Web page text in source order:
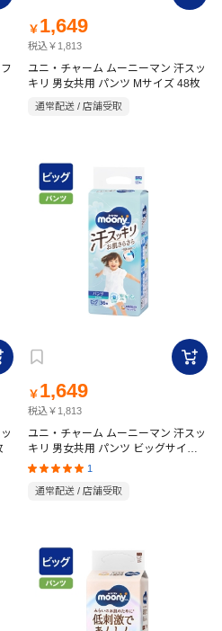
￥ 1,649
税込￥1,813
ユニ・チャーム ムーニーマン 汗スッ
キリ 男女共用 パンツ Mサイズ 48枚
通常配送 / 店舗受取
￥ 1,649
税込￥1,813
ユニ・チャーム ムーニーマン 汗スッ
キリ 男女共用 パンツ ビッグサイズ
36枚
1
通常配送 / 店舗受取